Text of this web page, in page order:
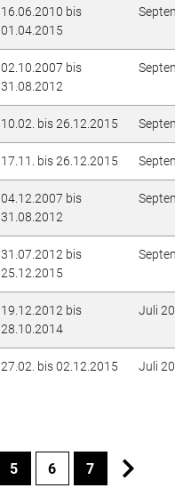
16.06.2010 bis
01.04.2015
02.10.2007 bis
31.08.2012
10.02. bis 26.12.2015
17.11. bis 26.12.2015
04.12.2007 bis
31.08.2012
31.07.2012 bis
25.12.2015
19.12.2012 bis
28.10.2014
Juli
27.02. bis 02.12.2015 Juli
5 6 7